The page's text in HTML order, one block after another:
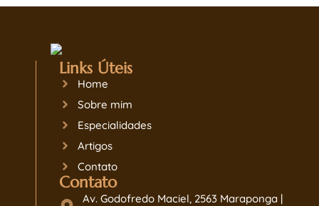
Links Úteis
Home
Sobre mim
Especialidades
Artigos
Contato
Contato
Av. Godofredo Maciel, 2563 Maraponga |